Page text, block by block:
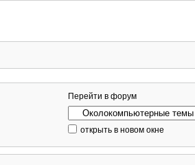
Перейти в форум
открыть в новом окне